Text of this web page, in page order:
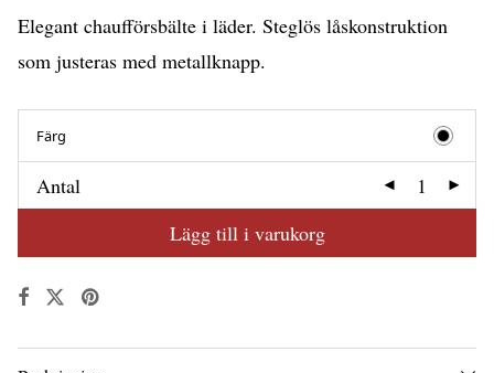
Elegant chaufförsbälte i läder. Steglös låskonstruktion
som justeras med metallknapp.
Färg
Antal
Lägg till i varukorg